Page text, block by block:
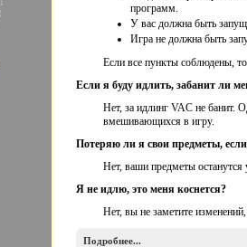
программ.
У вас должна быть
Игра не должна быть
Если все пункты соблюдены,
Если я буду идлить, забанит ли
Нет, за идлинг VAC не банит.
вмешивающихся в игру.
Потеряю ли я свои предметы,
Нет, ваши предметы останутся
Я не идлю, это меня коснется?
Нет, вы не заметите
Подробнее...